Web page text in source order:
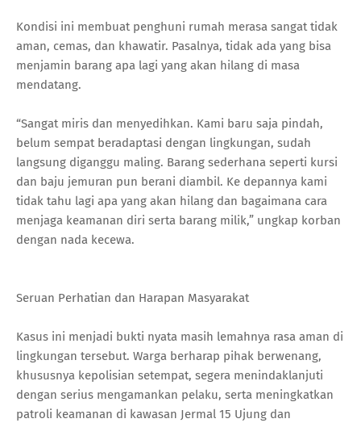
Kondisi ini membuat penghuni rumah merasa sangat tidak
aman, cemas, dan khawatir. Pasalnya, tidak ada yang bisa
menjamin barang apa lagi yang akan hilang di masa
mendatang.
“Sangat miris dan menyedihkan. Kami baru saja pindah,
belum sempat beradaptasi dengan lingkungan, sudah
langsung diganggu maling. Barang sederhana seperti kursi
dan baju jemuran pun berani diambil. Ke depannya kami
tidak tahu lagi apa yang akan hilang dan bagaimana cara
menjaga keamanan diri serta barang milik,” ungkap korban
dengan nada kecewa.
Seruan Perhatian dan Harapan Masyarakat
Kasus ini menjadi bukti nyata masih lemahnya rasa aman di
lingkungan tersebut. Warga berharap pihak berwenang,
khususnya kepolisian setempat, segera menindaklanjuti
dengan serius mengamankan pelaku, serta meningkatkan
patroli keamanan di kawasan Jermal 15 Ujung dan